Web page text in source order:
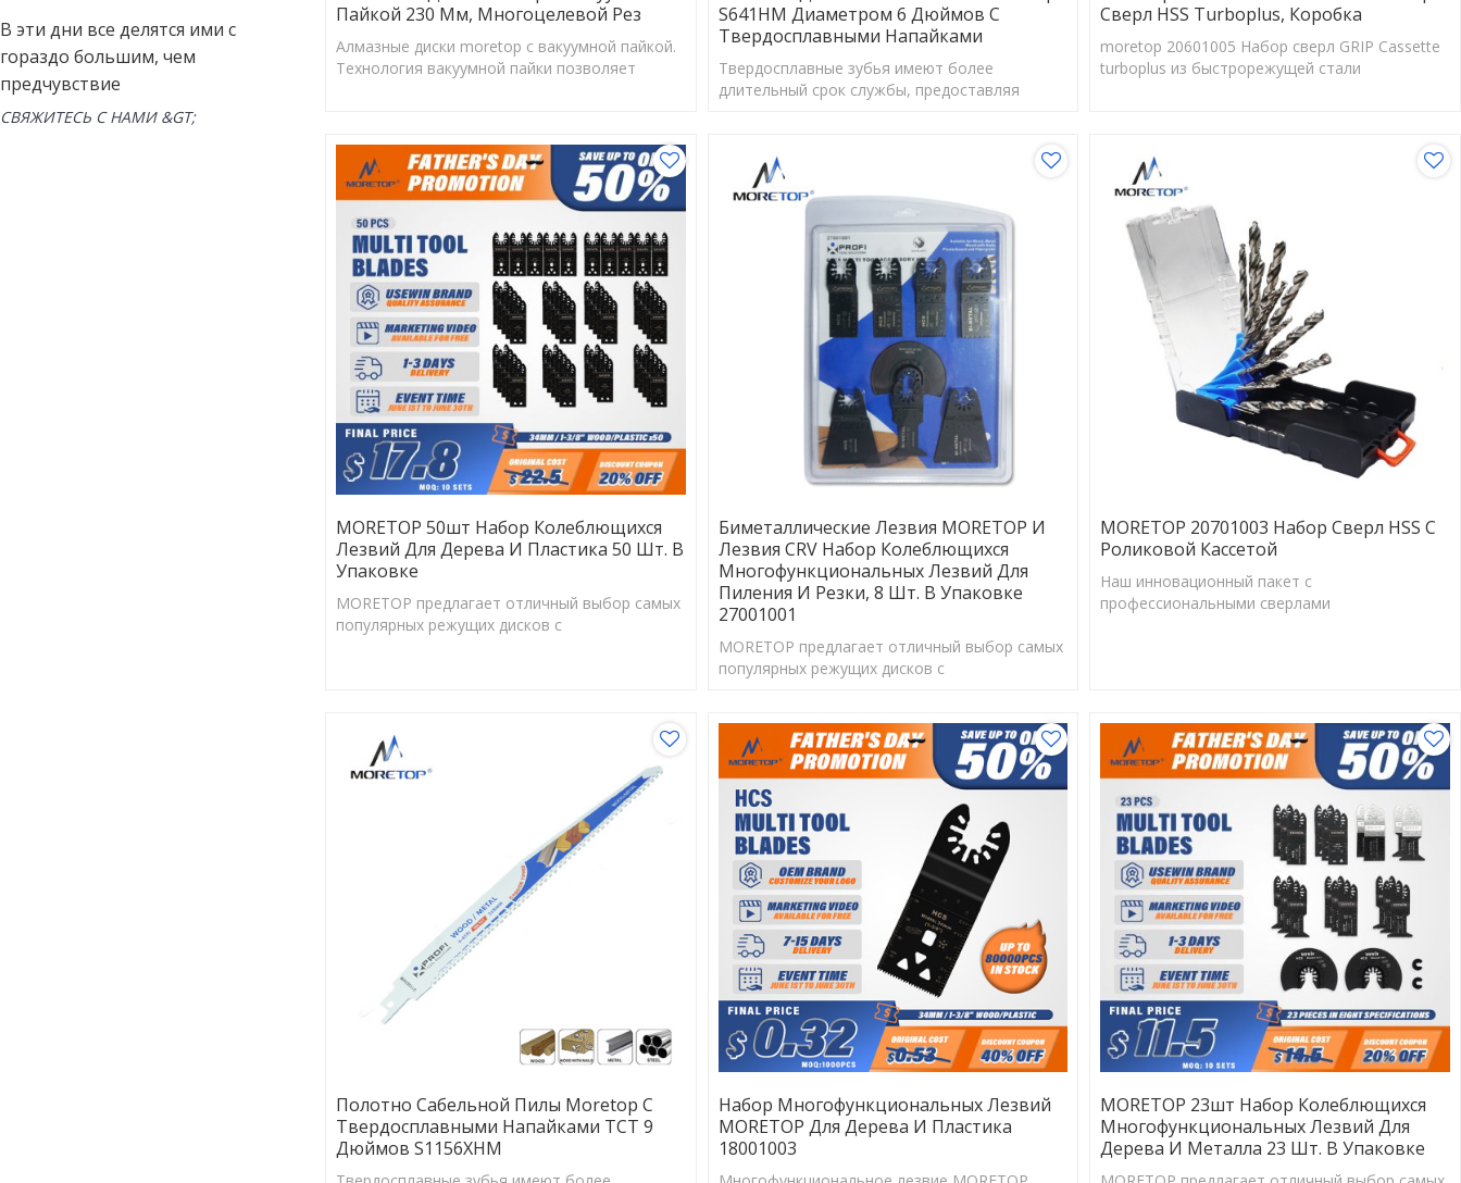
В эти дни все делятся ими с
гораздо большим, чем
предчувствие
СВЯЖИТЕСЬ С НАМИ &GT;
Пайкой 230 Мм, Многоцелевой Рез
Алмазные диски moretop с вакуумной пайкой.
Технология вакуумной пайки позволяет
S641HM Диаметром 6 Дюймов С
Твердосплавными Напайками
Твердосплавные зубья имеют более
длительный срок службы, предоставляя
Сверл HSS Turboplus, Коробка
moretop 20601005 Набор сверл GRIP Cassette
turboplus из быстрорежущей стали
MORETOP 50шт Набор Колеблющихся
Лезвий Для Дерева И Пластика 50 Шт. В
Упаковке
MORETOP предлагает отличный выбор самых
популярных режущих дисков с
Биметаллические Лезвия MORETOP И
Лезвия CRV Набор Колеблющихся
Многофункциональных Лезвий Для
Пиления И Резки, 8 Шт. В Упаковке
27001001
MORETOP предлагает отличный выбор самых
популярных режущих дисков с
MORETOP 20701003 Набор Сверл HSS С
Роликовой Кассетой
Наш инновационный пакет с
профессиональными сверлами
Полотно Сабельной Пилы Moretop С
Твердосплавными Напайками TCT 9
Дюймов S1156XHM
Набор Многофункциональных Лезвий
MORETOP Для Дерева И Пластика
18001003
MORETOP 23шт Набор Колеблющихся
Многофункциональных Лезвий Для
Дерева И Металла 23 Шт. В Упаковке